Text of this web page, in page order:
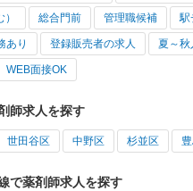
総合門前 管理職候補 駅
あり 登録販売者の求人 夏～秋
WEB面接OK
師求人を探す
世田谷区 中野区 杉並区
で薬剤師求人を探す